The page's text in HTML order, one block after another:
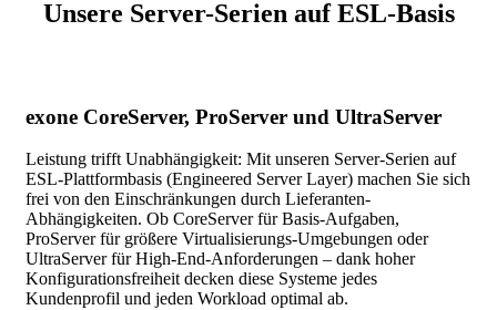
Unsere Server-Serien auf ESL-Basis
exone CoreServer, ProServer und UltraServer
Leistung trifft Unabhängigkeit: Mit unseren Server-Serien auf
ESL-Plattformbasis (Engineered Server Layer) machen Sie sich
frei von den Einschränkungen durch Lieferanten-
Abhängigkeiten. Ob CoreServer für Basis-Aufgaben,
ProServer für größere Virtualisierungs-Umgebungen oder
UltraServer für High-End-Anforderungen – dank hoher
Konfigurationsfreiheit decken diese Systeme jedes
Kundenprofil und jeden Workload optimal ab.